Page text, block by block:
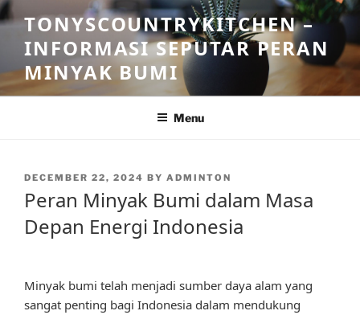
Skip
to
content
TONYSCOUNTRYKITCHEN –
INFORMASI SEPUTAR PERAN
MINYAK BUMI
Menu
POSTED
DECEMBER 22, 2024 BY ADMINTON
Peran Minyak Bumi dalam Masa
Depan Energi Indonesia
Minyak bumi telah menjadi sumber daya alam yang
sangat penting bagi Indonesia dalam mendukung